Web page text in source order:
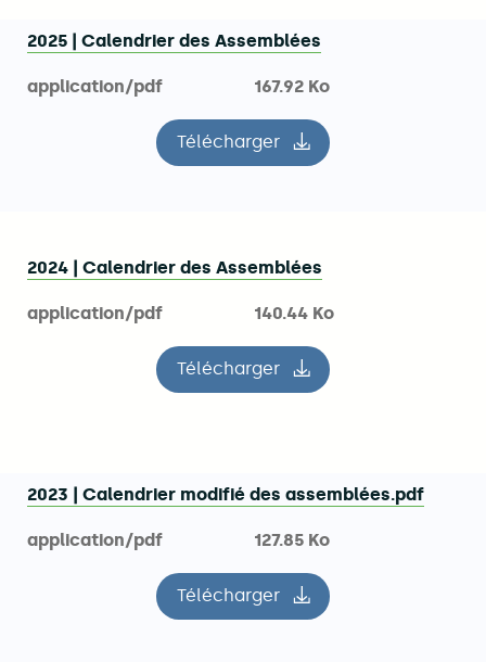
2025 | Calendrier des Assemblées
application/pdf 167.92 Ko
Télécharger
le fichier 2025 | Calendrier
2024 | Calendrier des Assemblées
application/pdf 140.44 Ko
Télécharger
le fichier 2024 | Calendrier
2023 | Calendrier modifié des assemblées.pdf
application/pdf 127.85 Ko
Télécharger
le fichier 2023 | Calendrier